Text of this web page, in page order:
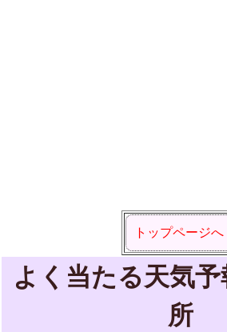
トップページへ
よく当たる天気
所